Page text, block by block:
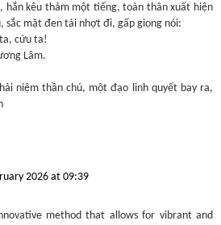
hắn kêu thảm một tiếng, toàn thân xuất hiện
sắc mặt đen tái nhợt đi, gấp giọng nói:
cứu ta!
Lâm.
niệm thần chú, một đạo linh quyết bay ra,
2026 at 09:39
method that allows for vibrant and